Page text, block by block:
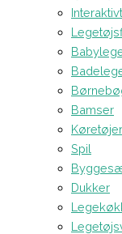
Bamser
Spil
Dukker